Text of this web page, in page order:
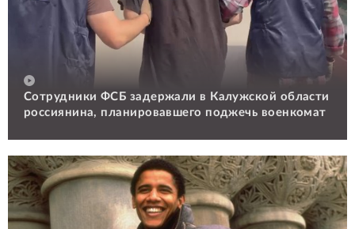
Сотрудники ФСБ задержали в Калужской области
россиянина, планировавшего поджечь военкомат